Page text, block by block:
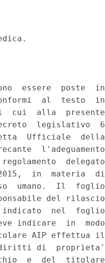
essere  poste  in
al  testo  in
cui  alla  presente
legislativo  6
Ufficiale  della
l'adeguamento
delegato
2015,  in  materia  di
umano.  Il  foglio
del rilascio
indicato  nel  foglio
indicare  in  modo
AIP effettua il
i diritti di  proprieta'
e  del  titolare